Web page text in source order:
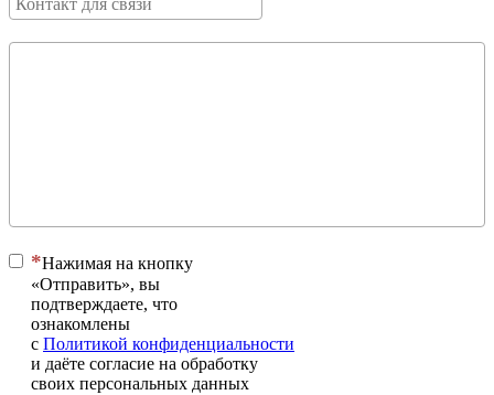
Нажимая на кнопку
«Отправить», вы
подтверждаете, что
ознакомлены
с Политикой конфиденциальности
и даёте согласие на обработку
своих персональных данных